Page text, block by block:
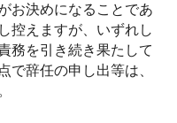
お決めになることであ
控えますが、いずれし
務を引き続き果たして
で辞任の申し出等は、